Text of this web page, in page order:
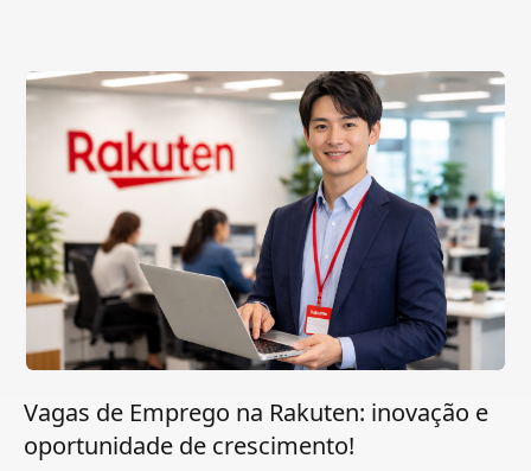
Vagas de Emprego na Rakuten: inovação e
oportunidade de crescimento!